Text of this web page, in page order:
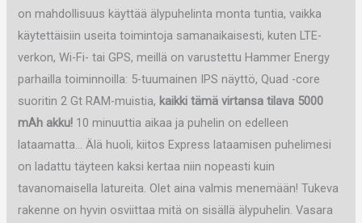
on mahdollisuus käyttää älypuhelinta monta tuntia, vaikka
käytettäisiin useita toimintoja samanaikaisesti, kuten LTE-
verkon, Wi-Fi- tai GPS, meillä on varustettu Hammer Energy
parhailla toiminnoilla: 5-tuumainen IPS näyttö, Quad -core
suoritin 2 Gt RAM-muistia, kaikki tämä virtansa tilava 5000
mAh akku! 10 minuuttia aikaa ja puhelin on edelleen
lataamatta… Älä huoli, kiitos Express lataamisen puhelimesi
on ladattu täyteen kaksi kertaa niin nopeasti kuin
tavanomaisella latureita. Olet aina valmis menemään! Tukeva
rakenne on hyvin osviittaa mitä on sisällä älypuhelin. Vasara